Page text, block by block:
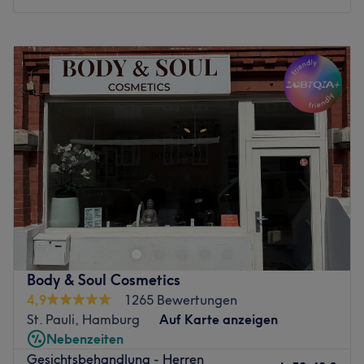
Dienstag
09:00–20:00
Mittwoch
09:00–20:00
Donnerstag
09:00–20:00
Freitag
09:00
20:00
Samstag
10:00–14:00
Sonntag
Geschlossen
Inmitten des hektischen Karolinenviertels in Hamburg ist
FM Cosmétique einem Zufluchtsort für alle, die sich nach
Entspannung sehnen: Sobald die Tür geschlossen ist,
heißt es hier: Zurücklehnen und Entspannen. Egal ob
gestresste Businessfrau/Mann in der Mittagspause oder
Mutter/Vater mit Kindern, jeder bekommt hier die auf ihn
eigens abgestimmte Behandlung in einem angenehmen
Ambiente. Das Angebot ist breit gefächert und individuell
an die Wünsche und Bedürfnisse des jeweiligen Kunden
Body & Soul Cosmetics
4,9
1265 Bewertungen
St. Pauli, Hamburg
Auf Karte anzeigen
Nebenzeiten
Gesichtsbehandlung - Herren